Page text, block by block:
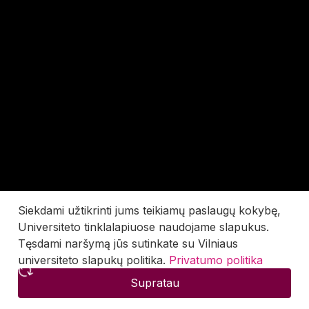
Siekdami užtikrinti jums teikiamų paslaugų kokybę,
Universiteto tinklalapiuose naudojame slapukus.
Tęsdami naršymą jūs sutinkate su Vilniaus
universiteto slapukų politika. Privatumo politika
Supratau